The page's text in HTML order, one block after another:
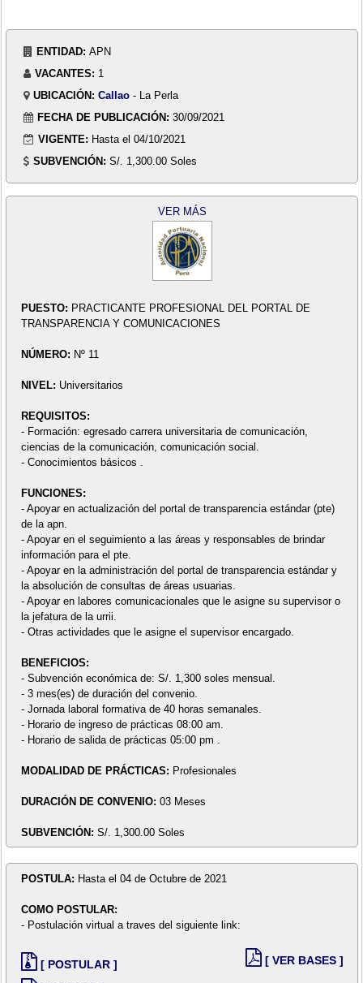
ENTIDAD: APN
VACANTES: 1
UBICACIÓN: Callao - La Perla
FECHA DE PUBLICACIÓN: 30/09/2021
VIGENTE: Hasta el 04/10/2021
SUBVENCIÓN: S/. 1,300.00 Soles
VER MÁS
PUESTO: PRACTICANTE PROFESIONAL DEL PORTAL DE
TRANSPARENCIA Y COMUNICACIONES
NÚMERO: Nº 11
NIVEL: Universitarios
REQUISITOS:
- Formación: egresado carrera universitaria de comunicación,
ciencias de la comunicación, comunicación social.
- Conocimientos básicos .
FUNCIONES:
- Apoyar en actualización del portal de transparencia estándar (pte)
de la apn.
- Apoyar en el seguimiento a las áreas y responsables de brindar
información para el pte.
- Apoyar en la administración del portal de transparencia estándar y
la absolución de consultas de áreas usuarias.
- Apoyar en labores comunicacionales que le asigne su supervisor o
la jefatura de la urrii.
- Otras actividades que le asigne el supervisor encargado.
BENEFICIOS:
- Subvención económica de: S/. 1,300 soles mensual.
- 3 mes(es) de duración del convenio.
- Jornada laboral formativa de 40 horas semanales.
- Horario de ingreso de prácticas 08:00 am.
- Horario de salida de prácticas 05:00 pm .
MODALIDAD DE PRÁCTICAS: Profesionales
DURACIÓN DE CONVENIO: 03 Meses
SUBVENCIÓN: S/. 1,300.00 Soles
POSTULA: Hasta el 04 de Octubre de 2021
COMO POSTULAR:
- Postulación virtual a traves del siguiente link:
[ POSTULAR ] [ VER BASES ]